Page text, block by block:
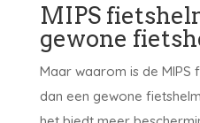
MIPS
gewone
Maar waarom is de
dan een gewone